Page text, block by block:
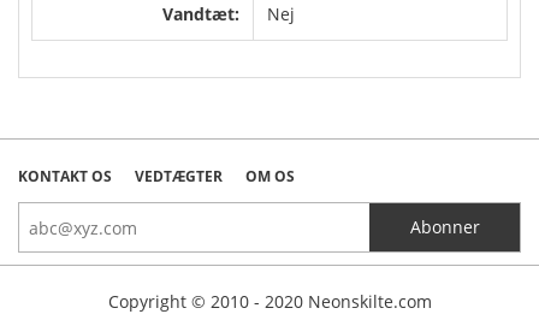
Vandtæt: Nej
KONTAKT OS VEDTÆGTER OM OS
Copyright © 2010 - 2020 Neonskilte.com